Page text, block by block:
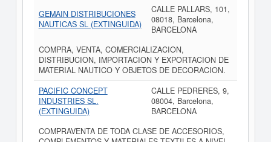
GEMAIN DISTRIBUCIONES
NAUTICAS SL (EXTINGUIDA)
CALLE PALLARS, 101,
08018, Barcelona,
BARCELONA
COMPRA, VENTA, COMERCIALIZACION,
DISTRIBUCION, IMPORTACION Y EXPORTACION DE
MATERIAL NAUTICO Y OBJETOS DE DECORACION.
PACIFIC CONCEPT
INDUSTRIES SL.
(EXTINGUIDA)
CALLE PEDRERES, 9,
08004, Barcelona,
BARCELONA
COMPRAVENTA DE TODA CLASE DE ACCESORIOS,